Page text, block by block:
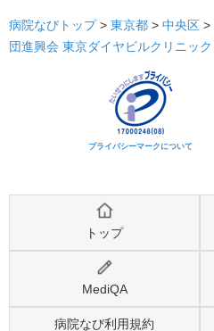
病院なびトップ > 東京都 > 中央区 >
団進興会 東京ダイヤビルクリニック
プライバシーマークについて
トップ
MediQA
病院なび利用規約